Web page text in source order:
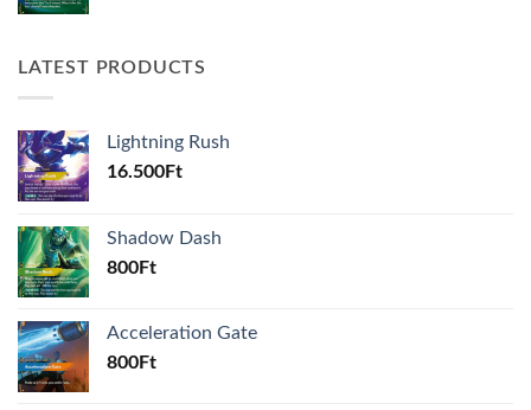
LATEST PRODUCTS
Lightning Rush
16.500Ft
Shadow Dash
800Ft
Acceleration Gate
800Ft